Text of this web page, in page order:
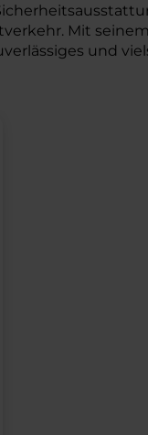
Mit
und